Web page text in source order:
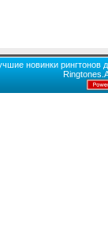
новинки рингтонов